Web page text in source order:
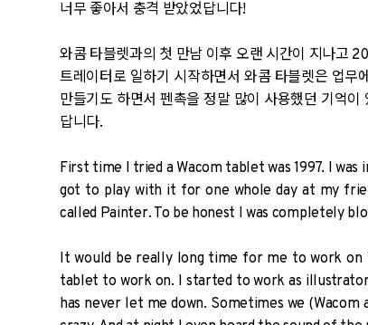
너무 좋아서 충격 받았었답니다!
와콤 타블렛과의 첫 만남 이후 오랜 시간이 지나고
트레이터로 일하기 시작하면서 와콤 타블렛은 업
만들기도 하면서 펜촉을 정말 많이 사용했던 기억
답니다.
First time I tried a Wacom tablet was 1997. I
got to play with it for one whole day at my
called Painter. To be honest I was completely
It would be really long time for me to work on
tablet to work on. I started to work as
has never let me down. Sometimes we